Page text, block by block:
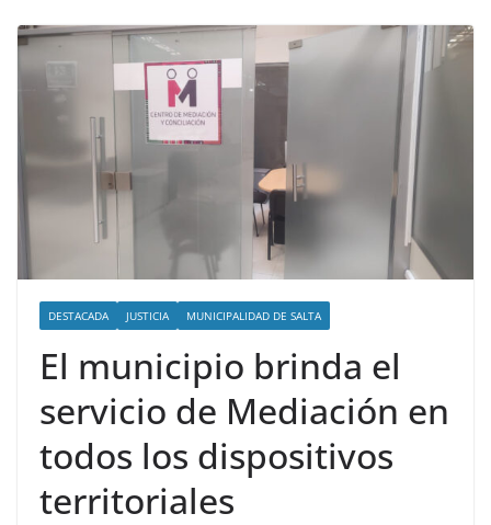
DESTACADA JUSTICIA MUNICIPALIDAD DE SALTA
El municipio brinda el
servicio de Mediación en
todos los dispositivos
territoriales